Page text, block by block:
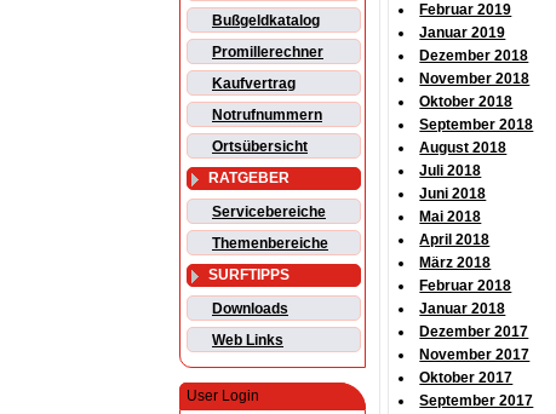
Bußgeldkatalog
Promillerechner
Kaufvertrag
Notrufnummern
Ortsübersicht
RATGEBER
Servicebereiche
Themenbereiche
SURFTIPPS
Downloads
Web Links
User Login
Februar 2019
Januar 2019
Dezember 2018
November 2018
Oktober 2018
September 2018
August 2018
Juli 2018
Juni 2018
Mai 2018
April 2018
März 2018
Februar 2018
Januar 2018
Dezember 2017
November 2017
Oktober 2017
September 2017